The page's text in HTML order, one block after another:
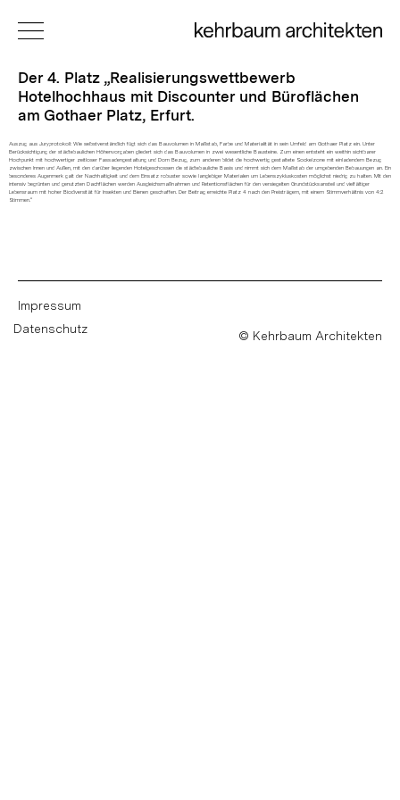
Der 4. Platz „Realisierungswettbewerb
Hotelhochhaus mit Discounter und Büroflächen
am Gothaer Platz, Erfurt.
Auszug aus Juryprotokoll: Wie selbstverständlich fügt sich das Bauvolumen in Maßstab, Farbe und Materialität in sein Umfeld am Gothaer Platz ein. Unter
Berücksichtigung der städtebaulichen Höhenvorgaben gliedert sich das Bauvolumen in zwei wesentliche Bausteine. Zum einen entsteht ein weithin sichtbarer
Hochpunkt mit hochwertiger zeitloser Fassadengestaltung und Dom Bezug, zum anderen bildet die hochwertig gestaltete Sockelzone mit einladendem Bezug
zwischen Innen und Außen, mit den darüber liegenden Hotelgeschossen die städtebauliche Basis und nimmt sich dem Maßstab der umgebenden Bebauungen an. Ein
besonderes Augenmerk galt der Nachhaltigkeit und dem Einsatz robuster sowie langlebiger Materialen um Lebenszykluskosten möglichst niedrig zu halten. Mit den
intensiv begrünten und genutzten Dachflächen werden Ausgleichsmaßnahmen und Retentionsflächen für den versiegelten Grundstücksansteil und vielfältiger
Lebensraum mit hoher Biodiversität für Insekten und Bienen geschaffen. Der Beitrag erreichte Platz 4 nach den Preisträgern, mit einem Stimmverhältnis von 4:2
Stimmen.“
Impressum
Datenschutz
© Kehrbaum Architekten